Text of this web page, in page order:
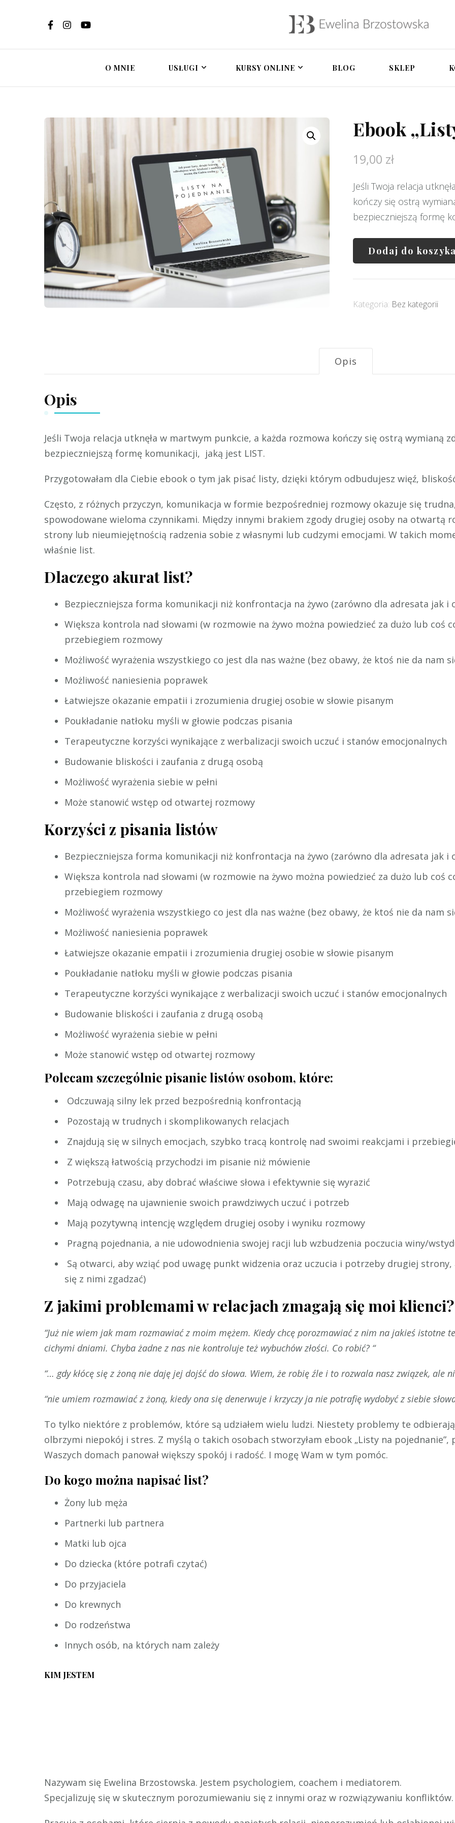
Ewelina Brzostowska – psycholożka
integracyjna, zdrada i
Psychoterapia, terapia par, rozwój osobisty, pomoc po
O MNIE USŁUGI KURSY ONLINE BLOG SKLEP
Ebook
19,00 zł
Jeśli Twoja relacja
kończy się ostrą
bezpieczniejszą formę
Dodaj do koszyka
Kategoria: Bez kategorii
Opis
Opis
Jeśli Twoja relacja utknęła w martwym punkcie, a każda rozmowa kończy się ostrą wymianą
bezpieczniejszą formę komunikacji, jaką jest LIST.
Przygotowałam dla Ciebie ebook o tym jak pisać listy, dzięki którym odbudujesz więź,
Często, z różnych przyczyn, komunikacja w formie bezpośredniej rozmowy okazuje się
spowodowane wieloma czynnikami. Między innymi brakiem zgody drugiej osoby na otwartą
strony lub nieumiejętnością radzenia sobie z własnymi lub cudzymi emocjami. W takich
właśnie list.
Dlaczego akurat list?
Bezpieczniejsza forma komunikacji niż konfrontacja na żywo (zarówno dla adresata jak i
Większa kontrola nad słowami (w rozmowie na żywo można powiedzieć za dużo lub coś
przebiegiem rozmowy
Możliwość wyrażenia wszystkiego co jest dla nas ważne (bez obawy, że ktoś nie da nam
Możliwość naniesienia poprawek
Łatwiejsze okazanie empatii i zrozumienia drugiej osobie w słowie pisanym
Poukładanie natłoku myśli w głowie podczas pisania
Terapeutyczne korzyści wynikające z werbalizacji swoich uczuć i stanów emocjonalnych
Budowanie bliskości i zaufania z drugą osobą
Możliwość wyrażenia siebie w pełni
Może stanowić wstęp od otwartej rozmowy
Korzyści z pisania listów
Bezpieczniejsza forma komunikacji niż konfrontacja na żywo (zarówno dla adresata jak i
Większa kontrola nad słowami (w rozmowie na żywo można powiedzieć za dużo lub coś
przebiegiem rozmowy
Możliwość wyrażenia wszystkiego co jest dla nas ważne (bez obawy, że ktoś nie da nam
Możliwość naniesienia poprawek
Łatwiejsze okazanie empatii i zrozumienia drugiej osobie w słowie pisanym
Poukładanie natłoku myśli w głowie podczas pisania
Terapeutyczne korzyści wynikające z werbalizacji swoich uczuć i stanów emocjonalnych
Budowanie bliskości i zaufania z drugą osobą
Możliwość wyrażenia siebie w pełni
Może stanowić wstęp od otwartej rozmowy
Polecam szczególnie pisanie listów osobom, które:
Odczuwają silny lek przed bezpośrednią konfrontacją
Pozostają w trudnych i skomplikowanych relacjach
Znajdują się w silnych emocjach, szybko tracą kontrolę nad swoimi reakcjami i
Z większą łatwością przychodzi im pisanie niż mówienie
Potrzebują czasu, aby dobrać właściwe słowa i efektywnie się wyrazić
Mają odwagę na ujawnienie swoich prawdziwych uczuć i potrzeb
Mają pozytywną intencję względem drugiej osoby i wyniku rozmowy
Pragną pojednania, a nie udowodnienia swojej racji lub wzbudzenia poczucia winy/
Są otwarci, aby wziąć pod uwagę punkt widzenia oraz uczucia i potrzeby drugiej strony,
się z nimi zgadzać)
Z jakimi problemami w relacjach zmagają się moi klienci?
“Już nie wiem jak mam rozmawiać z moim mężem. Kiedy chcę porozmawiać z nim na jakieś istotne
cichymi dniami. Chyba żadne z nas nie kontroluje też wybuchów złości. Co robić? “
“… gdy kłócę się z żoną nie daję jej dojść do słowa. Wiem, że robię źle i to rozwala nasz związek, ale
“nie umiem rozmawiać z żoną, kiedy ona się denerwuje i krzyczy ja nie potrafię wydobyć z siebie
To tylko niektóre z problemów, które są udziałem wielu ludzi. Niestety problemy te
olbrzymi niepokój i stres. Z myślą o takich osobach stworzyłam ebook „Listy na pojednanie”,
Waszych domach panował większy spokój i radość. I mogę Wam w tym pomóc.
Do kogo można napisać list?
Żony lub męża
Partnerki lub partnera
Matki lub ojca
Do dziecka (które potrafi czytać)
Do przyjaciela
Do krewnych
Do rodzeństwa
Innych osób, na których nam zależy
KIM JESTEM
Nazywam się Ewelina Brzostowska. Jestem psychologiem, coachem i mediatorem.
Specjalizuję się w skutecznym porozumiewaniu się z innymi oraz w rozwiązywaniu konfliktów.